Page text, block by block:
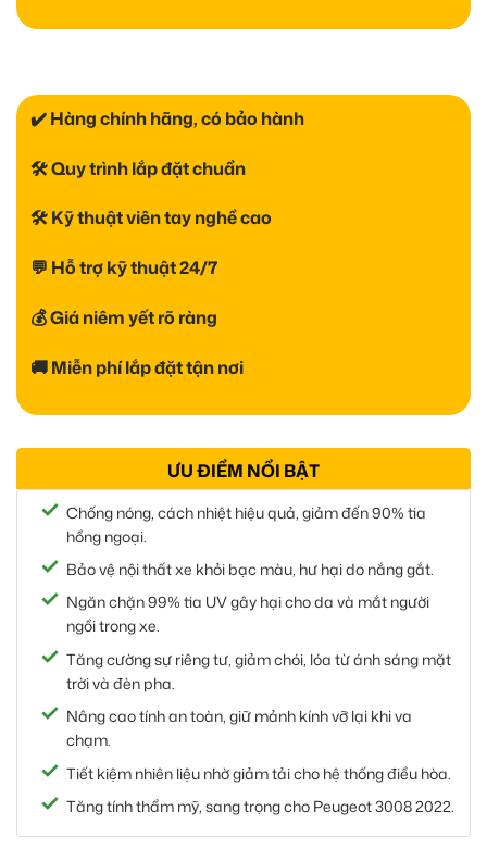
✔️ Hàng chính hãng, có bảo hành
🛠 Quy trình lắp đặt chuẩn
🛠 Kỹ thuật viên tay nghề cao
💬 Hỗ trợ kỹ thuật 24/7
💰 Giá niêm yết rõ ràng
🚚 Miễn phí lắp đặt tận nơi
ƯU ĐIỂM NỔI BẬT
Chống nóng, cách nhiệt hiệu quả, giảm đến 90% tia
hồng ngoại.
Bảo vệ nội thất xe khỏi bạc màu, hư hại do nắng gắt.
Ngăn chặn 99% tia UV gây hại cho da và mắt người
ngồi trong xe.
Tăng cường sự riêng tư, giảm chói, lóa từ ánh sáng mặt
trời và đèn pha.
Nâng cao tính an toàn, giữ mảnh kính vỡ lại khi va
chạm.
Tiết kiệm nhiên liệu nhờ giảm tải cho hệ thống điều hòa.
Tăng tính thẩm mỹ, sang trọng cho Peugeot 3008 2022.